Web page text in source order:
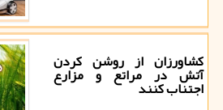
کشاورزان از روشن کردن
آتش در مراتع و مزارع
اجتناب کنند